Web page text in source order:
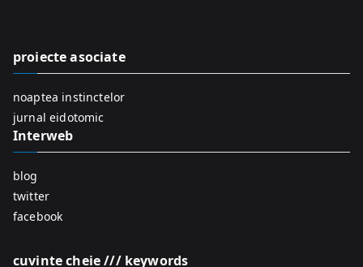
o
proiecte asociate
noaptea instinctelor
jurnal eidotomic
Interweb
blog
twitter
facebook
cuvinte cheie /// keywords